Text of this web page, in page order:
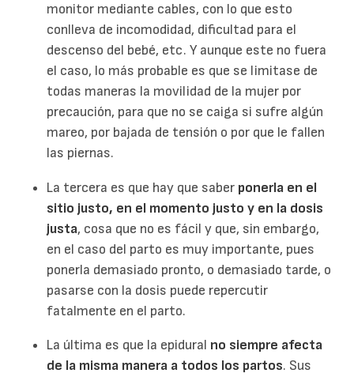
monitor mediante cables, con lo que esto
conlleva de incomodidad, dificultad para el
descenso del bebé, etc. Y aunque este no fuera
el caso, lo más probable es que se limitase de
todas maneras la movilidad de la mujer por
precaución, para que no se caiga si sufre algún
mareo, por bajada de tensión o por que le fallen
las piernas.
La tercera es que hay que saber ponerla en el
sitio justo, en el momento justo y en la dosis
justa, cosa que no es fácil y que, sin embargo,
en el caso del parto es muy importante, pues
ponerla demasiado pronto, o demasiado tarde, o
pasarse con la dosis puede repercutir
fatalmente en el parto.
La última es que la epidural no siempre afecta
de la misma manera a todos los partos. Sus